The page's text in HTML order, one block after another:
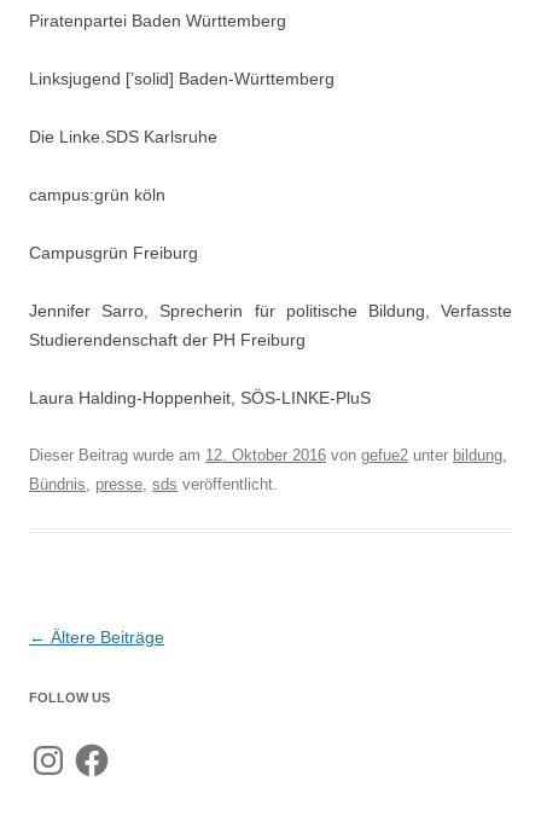
Piratenpartei Baden Württemberg
Linksjugend [’solid] Baden-Württemberg
Die Linke.SDS Karlsruhe
campus:grün köln
Campusgrün Freiburg
Jennifer Sarro, Sprecherin für politische Bildung, Verfasste
Studierendenschaft der PH Freiburg
Laura Halding-Hoppenheit, SÖS-LINKE-PluS
Dieser Beitrag wurde am 12. Oktober 2016 von gefue2 unter bildung
Bündnis
presse sds veröffentlicht.
Beitragsnavigation
← Ältere Beiträge
FOLLOW US
InstagramFacebook